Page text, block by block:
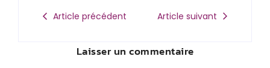
Article précédent Article suivant
Laisser un commentaire